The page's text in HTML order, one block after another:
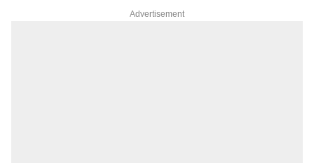
Advertisement